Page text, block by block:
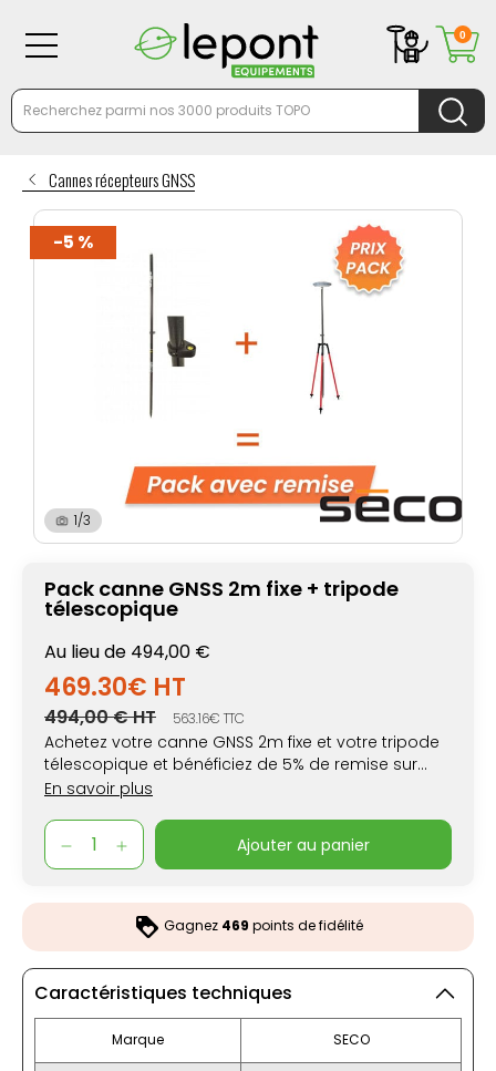
Cannes récepteurs GNSS
-5 %
1/3
Pack canne GNSS 2m fixe + tripode
télescopique
494,00 € HT
469.30€ HT
563.16€ TTC
Au lieu de 494,00 €
Achetez votre canne GNSS 2m fixe et votre tripode
télescopique et bénéficiez de 5% de remise sur
votre pack
En savoir plus
ajouter au panier
Gagnez 469 points de fidélité
Caractéristiques techniques
Marque SECO
0